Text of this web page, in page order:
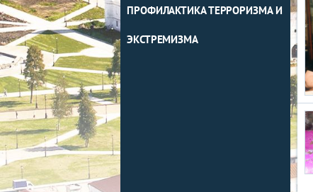
ПРОФИЛАКТИКА ТЕРРОРИЗМА И
ЭКСТРЕМИЗМА